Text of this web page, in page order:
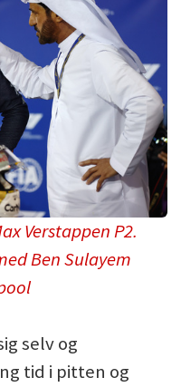
Verstappen P2.
Ben Sulayem
selv og
tid i pitten og